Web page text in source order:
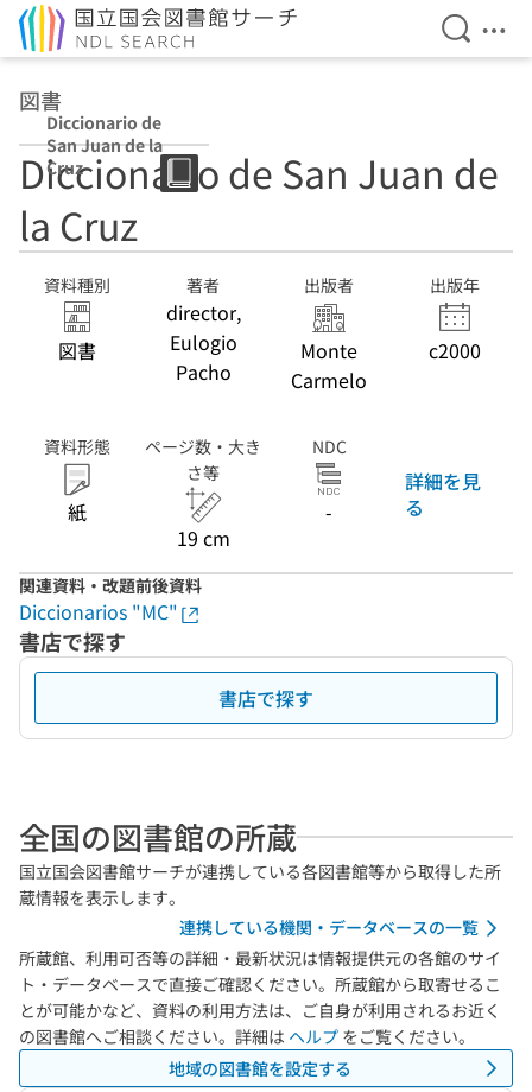
検索を
メ
図書
Diccionario de
San Juan de la
Cruz
Diccionario de San Juan de
la Cruz
資料種別
図書
著者
director,
Eulogio
Pacho
出版者
Monte
Carmelo
出版年
c2000
資料形態
紙
ページ数・大き
さ等
19 cm
NDC
-
詳細を見
る
関連資料・改題前後資料
Diccionarios "MC"
書店で探す
書店で探す
全国の図書館の所蔵
国立国会図書館サーチが連携している各図書館等から取得した所
蔵情報を表示します。
連携している機関・データベースの一覧
所蔵館、利用可否等の詳細・最新状況は情報提供元の各館のサイ
ト・データベースで直接ご確認ください。所蔵館から取寄せるこ
とが可能かなど、資料の利用方法は、ご自身が利用されるお近く
の図書館へご相談ください。詳細は ヘルプ をご覧ください。
地域の図書館を設定する